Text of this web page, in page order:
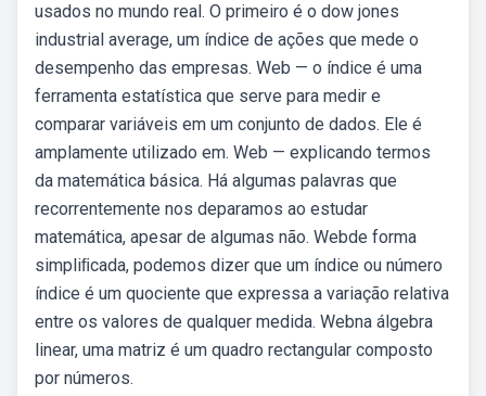
usados no mundo real. O primeiro é o dow jones
industrial average, um índice de ações que mede o
desempenho das empresas. Web — o índice é uma
ferramenta estatística que serve para medir e
comparar variáveis em um conjunto de dados. Ele é
amplamente utilizado em. Web — explicando termos
da matemática básica. Há algumas palavras que
recorrentemente nos deparamos ao estudar
matemática, apesar de algumas não. Webde forma
simpliﬁcada, podemos dizer que um índice ou número
índice é um quociente que expressa a variação relativa
entre os valores de qualquer medida. Webna álgebra
linear, uma matriz é um quadro rectangular composto
por números.